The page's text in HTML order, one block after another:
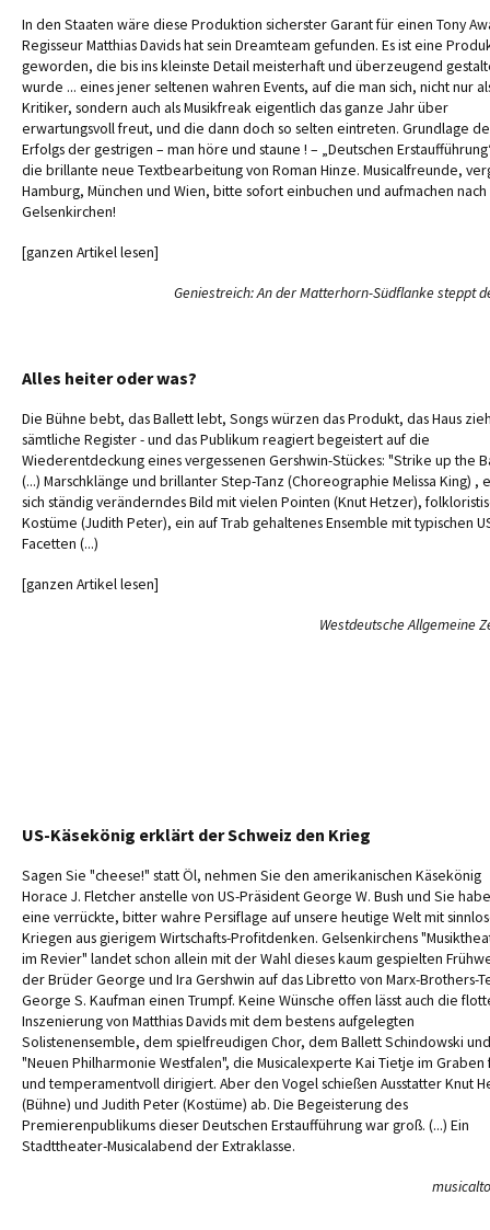
In den Staaten wäre diese Produktion sicherster Garant für einen Tony
Regisseur Matthias Davids hat sein Dreamteam gefunden. Es ist eine
geworden, die bis ins kleinste Detail meisterhaft und überzeugend
wurde ... eines jener seltenen wahren Events, auf die man sich, nicht nur
Kritiker, sondern auch als Musikfreak eigentlich das ganze Jahr über
erwartungsvoll freut, und die dann doch so selten eintreten. Grundlage
Erfolgs der gestrigen – man höre und staune ! – „Deutschen
die brillante neue Textbearbeitung von Roman Hinze. Musicalfreunde,
Hamburg, München und Wien, bitte sofort einbuchen und aufmachen nach
Gelsenkirchen!
[ganzen Artikel lesen]
Geniestreich: An der Matterhorn-Südflanke steppt
Alles heiter oder was?
Die Bühne bebt, das Ballett lebt, Songs würzen das Produkt, das Haus
sämtliche Register - und das Publikum reagiert begeistert auf die
Wiederentdeckung eines vergessenen Gershwin-Stückes: "Strike up the
(...) Marschklänge und brillanter Step-Tanz (Choreographie Melissa King) ,
sich ständig veränderndes Bild mit vielen Pointen (Knut Hetzer),
Kostüme (Judith Peter), ein auf Trab gehaltenes Ensemble mit typischen
Facetten (...)
[ganzen Artikel lesen]
Westdeutsche Allgemeine
US-Käsekönig erklärt der Schweiz den Krieg
Sagen Sie "cheese!" statt Öl, nehmen Sie den amerikanischen Käsekönig
Horace J. Fletcher anstelle von US-Präsident George W. Bush und Sie
eine verrückte, bitter wahre Persiflage auf unsere heutige Welt mit
Kriegen aus gierigem Wirtschafts-Profitdenken. Gelsenkirchens
im Revier" landet schon allein mit der Wahl dieses kaum gespielten
der Brüder George und Ira Gershwin auf das Libretto von Marx-Brothers-
George S. Kaufman einen Trumpf. Keine Wünsche offen lässt auch die
Inszenierung von Matthias Davids mit dem bestens aufgelegten
Solistenensemble, dem spielfreudigen Chor, dem Ballett Schindowski
"Neuen Philharmonie Westfalen", die Musicalexperte Kai Tietje im Graben
und temperamentvoll dirigiert. Aber den Vogel schießen Ausstatter Knut
(Bühne) und Judith Peter (Kostüme) ab. Die Begeisterung des
Premierenpublikums dieser Deutschen Erstaufführung war groß. (...) Ein
Stadttheater-Musicalabend der Extraklasse.